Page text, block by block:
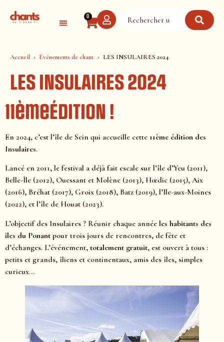
0
Accueil Événements de chant LES INSULAIRES 2024
LES INSULAIRES 2024
11èmeÉDITION !
En 2024, c’est l’île de Sein qui accueille cette 11ème édition des
Insulaires.
Lancé en 2011, le festival a déjà fait escale sur l’île d’Yeu (2011),
Belle-Île (2012), Ouessant et Molène (2013), Hœdic (2015), Aix
(2016), Bréhat (2017), Groix (2018), Batz (2019), l’Ile-aux-Moines
(2022), et l’île de Houat (2023).
L’objectif des Insulaires ? Réunir chaque année les habitants des
îles du Ponant pour trois jours de rencontres, de fête et
d’échanges. L’événement, totalement gratuit, est ouvert à tous :
petits et grands, îliens et continentaux, amis des îles, simples
curieux…